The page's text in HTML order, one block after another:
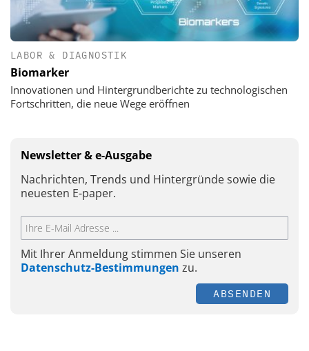
LABOR & DIAGNOSTIK
Biomarker
Innovationen und Hintergrundberichte zu technologischen
Fortschritten, die neue Wege eröffnen
Newsletter & e-Ausgabe
Nachrichten, Trends und Hintergründe sowie die
neuesten E-paper.
Mit Ihrer Anmeldung stimmen Sie unseren
Datenschutz-Bestimmungen zu.
ABSENDEN